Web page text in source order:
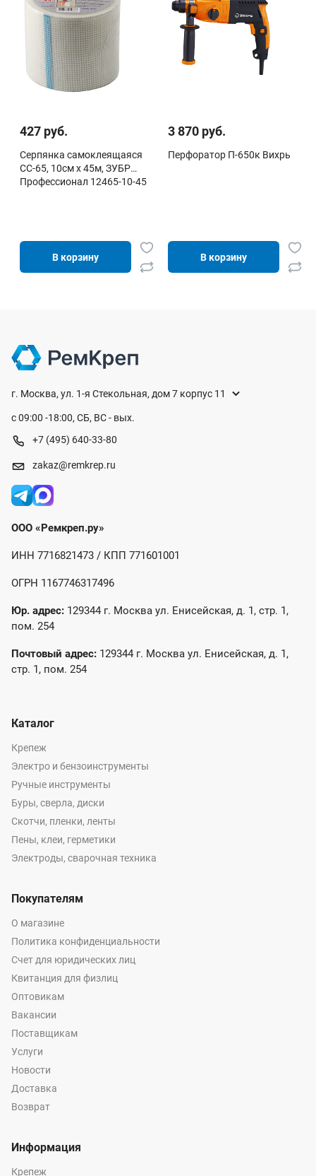
427 руб.
Серпянка самоклеящаяся
СС-65, 10см х 45м, ЗУБР
Профессионал 12465-10-45
В корзину
3 870 руб.
Перфоратор П-650к Вихрь
В корзину
г. Москва, ул. 1-я Стекольная, дом 7 корпус 11
с 09:00 -18:00, СБ, ВС - вых.
+7 (495) 640-33-80
zakaz@remkrep.ru
ООО «Ремкреп.ру»
ИНН 7716821473 / КПП 771601001
ОГРН 1167746317496
Юр. адрес: 129344 г. Москва ул. Енисейская, д. 1, стр. 1,
пом. 254
Почтовый адрес: 129344 г. Москва ул. Енисейская, д. 1,
стр. 1, пом. 254
Каталог
Крепеж
Электро и бензоинструменты
Ручные инструменты
Буры, сверла, диски
Скотчи, пленки, ленты
Пены, клеи, герметики
Электроды, сварочная техника
Покупателям
О магазине
Политика конфиденциальности
Счет для юридических лиц
Квитанция для физлиц
Оптовикам
Вакансии
Поставщикам
Услуги
Новости
Доставка
Возврат
Информация
Крепеж